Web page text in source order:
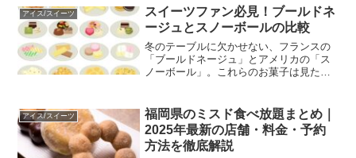
スーパーマーケットで見つからない場合
は、この...
アイス/スイーツ
スイーツファン必見！ブールドネ
ージュとスノーボールの比較
冬のテーブルに欠かせない、フランスの
「ブールドネージュ」とアメリカの「ス
ノーボール」。これらのお菓子は見た目
どのように異なるのか、その歴史と人気
の秘密を紐解きます。ブー...
アイス/スイーツ
福岡県のミスド食べ放題まとめ｜
2025年最新の店舗・料金・予約
方法を徹底解説